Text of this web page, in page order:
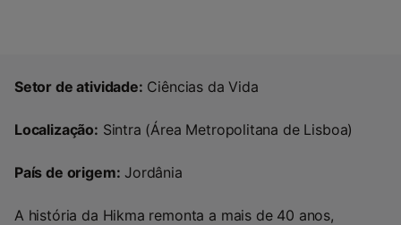
Setor de atividade: Ciências da Vida
Localização: Sintra (Área Metropolitana de Lisboa)
País de origem: Jordânia
A história da Hikma remonta a mais de 40 anos,